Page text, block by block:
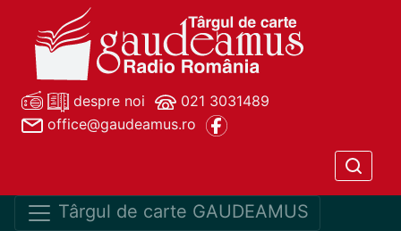
despre noi
021 3031489
office@gaudeamus.ro
Târgul de carte GAUDEAMUS